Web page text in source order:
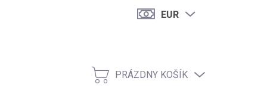
EUR
NÁKUPNÝ KOŠÍK
PRÁZDNY KOŠÍK